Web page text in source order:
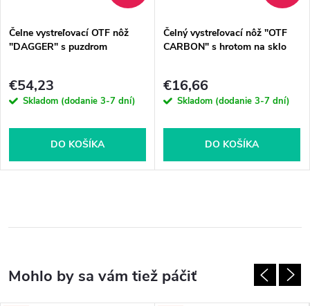
Čelne vystreľovací OTF nôž
"DAGGER" s puzdrom
€54,23
Skladom (dodanie 3-7 dní)
DO KOŠÍKA
Čelný vystreľovací nôž "OTF
CARBON" s hrotom na sklo
€16,66
Skladom (dodanie 3-7 dní)
DO KOŠÍKA